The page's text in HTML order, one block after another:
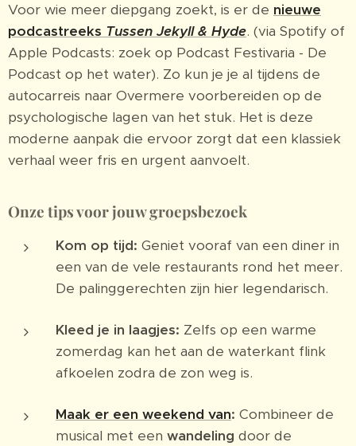
Voor wie meer diepgang zoekt, is er de nieuwe
podcastreeks Tussen Jekyll & Hyde. (via Spotify of
Apple Podcasts: zoek op Podcast Festivaria - De
Podcast op het water). Zo kun je je al tijdens de
autocarreis naar Overmere voorbereiden op de
psychologische lagen van het stuk. Het is deze
moderne aanpak die ervoor zorgt dat een klassiek
verhaal weer fris en urgent aanvoelt.
Onze tips voor jouw groepsbezoek
Kom op tijd: Geniet vooraf van een diner in
een van de vele restaurants rond het meer.
De palinggerechten zijn hier legendarisch.
Kleed je in laagjes: Zelfs op een warme
zomerdag kan het aan de waterkant flink
afkoelen zodra de zon weg is.
Maak er een weekend van: Combineer de
musical met een wandeling door de